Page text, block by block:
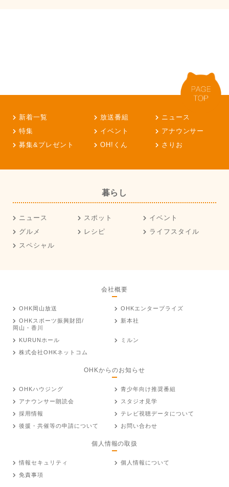
新着一覧 放送番組
ニュース
特集
イベント
アナウンサー
募集&プレゼント
OH!くん さりお
暮らし
ニュース スポット
イベント
グルメ
レシピ
ライフスタイル
スペシャル
会社概要
OHK岡山放送
OHKエンタープライズ
OHKスポーツ振興財団/
岡山・香川
新本社
KURUNホール
ミルン
株式会社OHKネットコム
OHKからのお知らせ
OHKハウジング
青少年向け推奨番組
アナウンサー朗読会
スタジオ見学
採用情報
テレビ視聴データについて
後援・共催等の申請について
お問い合わせ
個人情報の取扱
情報セキュリティ
個人情報について
免責事項